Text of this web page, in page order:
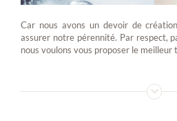
Car nous avons un devoir de
assurer notre pérennité. Par respect,
nous voulons vous proposer le meilleur